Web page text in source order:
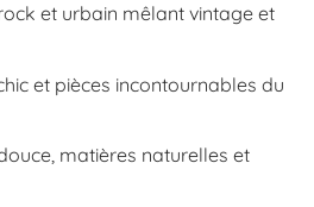
et urbain mêlant vintage et
et pièces incontournables du
matières naturelles et